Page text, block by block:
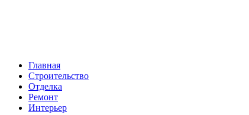
Главная
Строительство
Отделка
Ремонт
Интерьер